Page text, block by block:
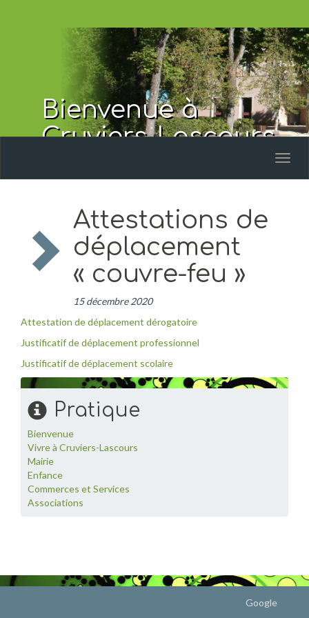
Bienvenue à
Cruviers-Lascours
Attestations de
déplacement
« couvre-feu »
15 décembre 2020
Attestation de déplacement dérogatoire
Justificatif de déplacement professionnel
Justificatif de déplacement scolaire
Pratique
Bienvenue
Vivre à Cruviers-Lascours
Mairie
Enfance
Commerces et Services
Associations
Google